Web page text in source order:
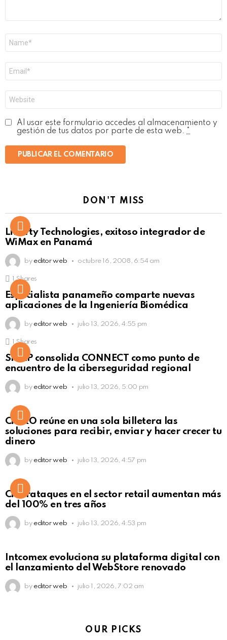
electrónico
*
Al usar este formulario accedes al almacenamiento y
gestión de tus datos por parte de esta web.
DON'T MISS
Liberty Technologies, exitoso integrador de
WiMax en Panamá
by editor web octubre 16, 2008, 6:54 am
Click to view this post
1 Shares
Especialista panameño comparte nuevas
aplicaciones de la Ingeniería Biomédica
by editor web julio 13, 2026, 4:55 pm
Click to view this post
1 Shares
SISAP consolida CONNECT como punto de
encuentro de la ciberseguridad regional
by editor web julio 13, 2026, 5:00 pm
Not Safe For Work
Click to view this post
CiNKO reúne en una sola billetera las
soluciones para recibir, enviar y hacer crecer tu
dinero
by editor web julio 13, 2026, 4:57 pm
Ciberataques en el sector retail aumentan más
del 100% en tres años
by editor web julio 13, 2026, 4:53 pm
Intcomex evoluciona su plataforma digital con
el lanzamiento del WebStore renovado
by editor web julio 1, 2026, 7:02 am
OUR PICKS